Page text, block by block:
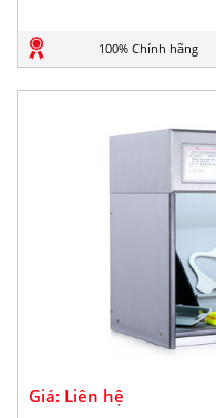
100% Chính hãng
Giá: Liên hệ